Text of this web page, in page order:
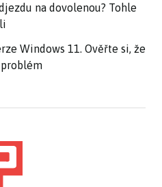
na dovolenou? Tohle
Windows 11. Ověřte si, že